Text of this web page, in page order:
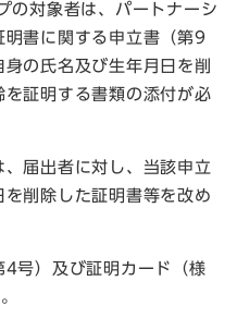
の対象者は、パートナーシ
明書に関する申立書（第9
の氏名及び生年月日を削
証明する書類の添付が必
届出者に対し、当該申立
削除した証明書等を改め
号）及び証明カード（様